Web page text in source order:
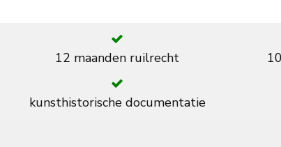
12 maanden ruilrecht
kunsthistorische documentatie